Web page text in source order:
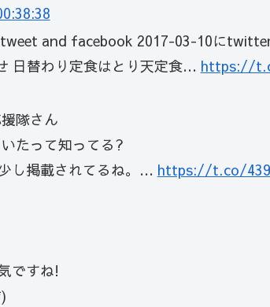
and facebook 2017-03-10に
日替わり定食はとり天定食… https://
隊さん
たって知ってる?
し掲載されてるね。… https://t.co/
ですね!